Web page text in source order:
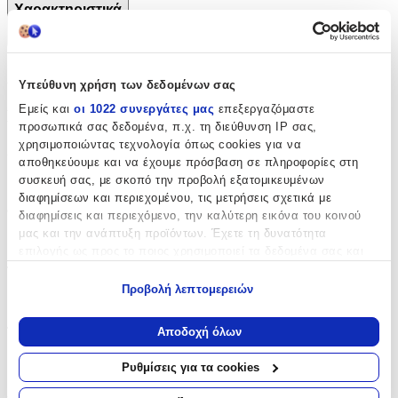
Υπεύθυνη χρήση των δεδομένων σας
Εμείς και οι 1022 συνεργάτες μας επεξεργαζόμαστε
προσωπικά σας δεδομένα, π.χ. τη διεύθυνση IP σας,
χρησιμοποιώντας τεχνολογία όπως cookies για να
αποθηκεύουμε και να έχουμε πρόσβαση σε πληροφορίες στη
συσκευή σας, με σκοπό την προβολή εξατομικευμένων
διαφημίσεων και περιεχομένου, τις μετρήσεις σχετικά με
διαφημίσεις και περιεχόμενο, την καλύτερη εικόνα του κοινού
μας και την ανάπτυξη προϊόντων. Έχετε τη δυνατότητα
Να συλλέξουμε πληροφορίες σχετικά με τη γεωγραφική
σας τοποθεσία, οι οποίες μπορεί να είναι ακριβείς σε
απόσταση μερικών μέτρων
Να αναγνωρίσουμε τη συσκευή σας σαρώνοντας ενεργά
Προβολή λεπτομερειών
Αποδοχή όλων
Ρυθμίσεις για τα cookies
Χαρακτηριστικά
Χαρακτηριστικά
Βασικά Χαρακτηριστικά
Χρώμα:
Γκρι
Φύλο:
Αγόρι
Λίτρα: